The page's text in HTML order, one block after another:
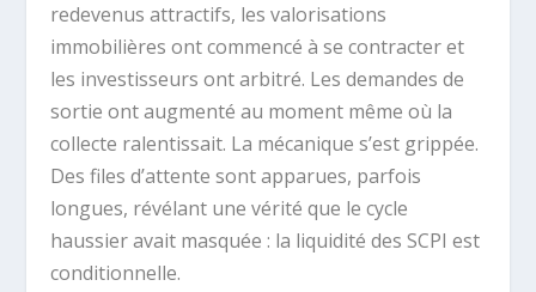
redevenus attractifs, les valorisations
immobilières ont commencé à se contracter et
les investisseurs ont arbitré. Les demandes de
sortie ont augmenté au moment même où la
collecte ralentissait. La mécanique s’est grippée.
Des files d’attente sont apparues, parfois
longues, révélant une vérité que le cycle
haussier avait masquée : la liquidité des SCPI est
conditionnelle.